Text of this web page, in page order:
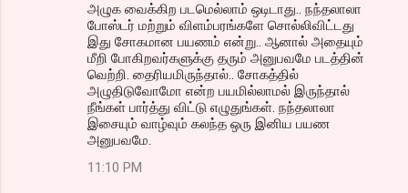
அழுக வைக்கிற படமெல்லாம் ஒடிடாது.. நந்தலாலா
போஸ்டர் மற்றும் விளம்பரங்களே சொல்லிவிட்டது
இது சோகமான பயணம் என்று.. ஆனால் அதையும்
மீறி போகிறவர்களுக்கு தரும் அனுபவமே படத்தின்
வெற்றி. தைரியமிருந்தால்.. சோகத்தில்
அழுதிடுவோமோ என்ற பயமில்லாமல் இருந்தால்
நீங்கள் பார்த்து விட்டு எழுதுங்கள். நந்தலாலா
இசையும் வாழ்வும் கலந்த ஒரு இனிய பயண
அனுபவமே.
11:10 PM